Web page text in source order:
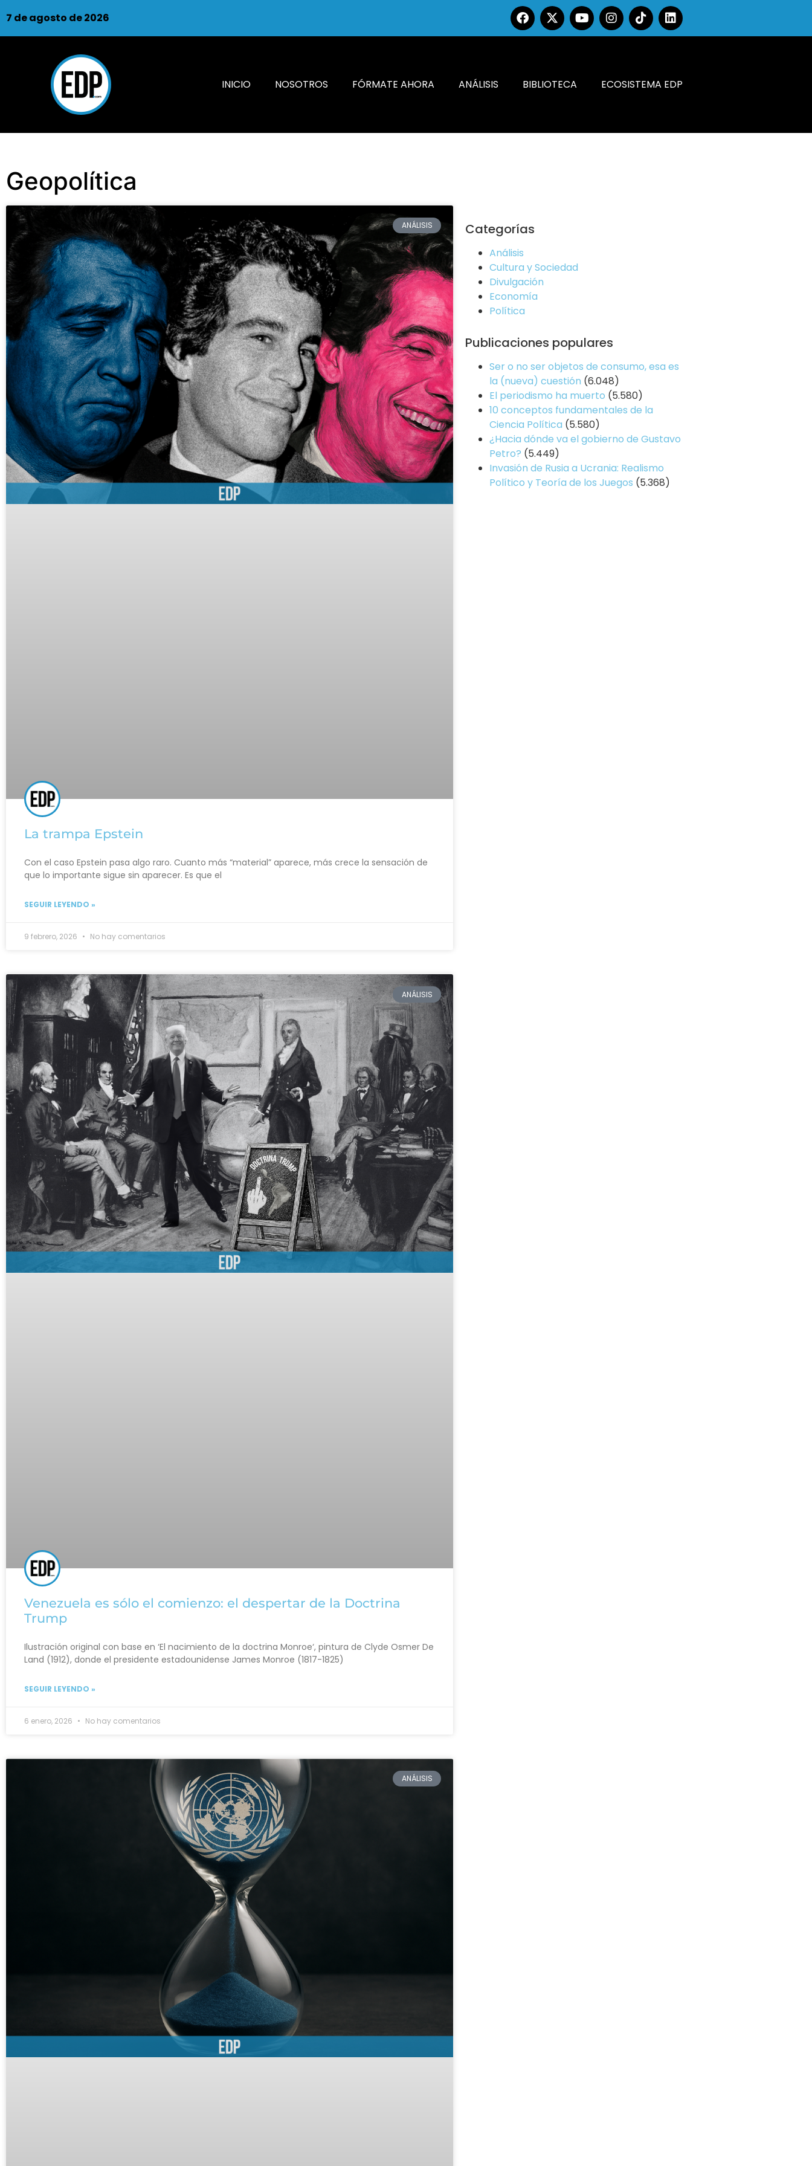
7 de agosto de 2026
INICIO NOSOTROS FÓRMATE AHORA ANÁLISIS BIBLIOTECA ECOSISTEMA EDP
Geopolítica
ANÁLISIS
La trampa Epstein
Con el caso Epstein pasa algo raro. Cuanto más “material” aparece, más crece la sensación de
que lo importante sigue sin aparecer. Es que el
SEGUIR LEYENDO »
9 febrero, 2026 No hay comentarios
ANÁLISIS
Venezuela es sólo el comienzo: el despertar de la Doctrina
Trump
Ilustración original con base en ‘El nacimiento de la doctrina Monroe‘, pintura de Clyde Osmer De
Land (1912), donde el presidente estadounidense James Monroe (1817-1825)
SEGUIR LEYENDO »
6 enero, 2026 No hay comentarios
ANÁLISIS
Categorías
Análisis
Cultura y Sociedad
Divulgación
Economía
Política
Publicaciones populares
Ser o no ser objetos de consumo, esa es
la (nueva) cuestión (6.048)
El periodismo ha muerto (5.580)
10 conceptos fundamentales de la
Ciencia Política (5.580)
¿Hacia dónde va el gobierno de Gustavo
Petro? (5.449)
Invasión de Rusia a Ucrania: Realismo
Político y Teoría de los Juegos (5.368)